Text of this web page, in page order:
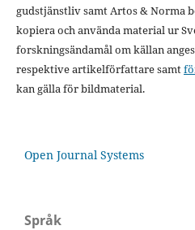
gudstjänstliv samt Artos & Norma
kopiera och använda material ur
forskningsändamål om källan
respektive artikelförfattare samt
kan gälla för bildmaterial.
Open Journal Systems
Språk